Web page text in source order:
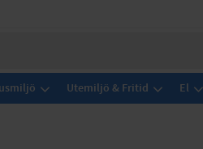
Utemiljö & Fritid El